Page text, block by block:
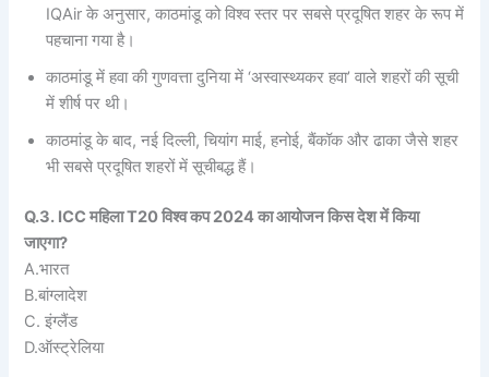
IQAir के अनुसार, काठमांडू को विश्व स्तर पर सबसे प्रदूषित शहर के रूप में
पहचाना गया है।
काठमांडू में हवा की गुणवत्ता दुनिया में ‘अस्वास्थ्यकर हवा’ वाले शहरों की सूची
में शीर्ष पर थी।
काठमांडू के बाद, नई दिल्ली, चियांग माई, हनोई, बैंकॉक और ढाका जैसे शहर
भी सबसे प्रदूषित शहरों में सूचीबद्ध हैं।
Q.3. ICC महिला T20 विश्व कप 2024 का आयोजन किस देश में किया
जाएगा?
A.भारत
B.बांग्लादेश
C. इंग्लैंड
D.ऑस्ट्रेलिया